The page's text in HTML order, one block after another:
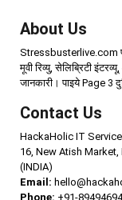
About Us
Stressbusterlive.com पर
मूवी रिव्यु, सेलिब्रिटी
जानकारी। पाइये Page 3
Contact Us
HackaHolic IT
16, New Atish
(INDIA)
Email:
Phone: +91-